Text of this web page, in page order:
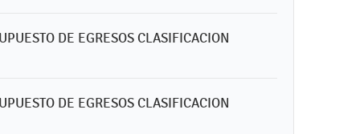
DE EGRESOS CLASIFICACION
DE EGRESOS CLASIFICACION